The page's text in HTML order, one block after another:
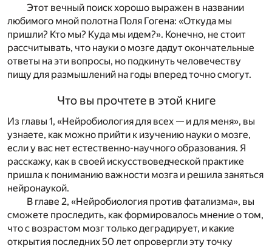
Этот вечный поиск хорошо выражен в названии
любимого мной полотна Поля Гогена: «Откуда мы
пришли? Кто мы? Куда мы идем?». Конечно, не стоит
рассчитывать, что науки о мозге дадут окончательные
ответы на эти вопросы, но подкинуть человечеству
пищу для размышлений на годы вперед точно смогут.
Что вы прочтете в этой книге
Из главы 1, «Нейробиология для всех — и для меня», вы
узнаете, как можно прийти к изучению науки о мозге,
если у вас нет естественно-научного образования. Я
расскажу, как в своей искусствоведческой практике
пришла к пониманию важности мозга и решила заняться
нейронаукой.
В главе 2, «Нейробиология против фатализма», вы
сможете проследить, как формировалось мнение о том,
что с возрастом мозг только деградирует, и какие
открытия последних 50 лет опровергли эту точку